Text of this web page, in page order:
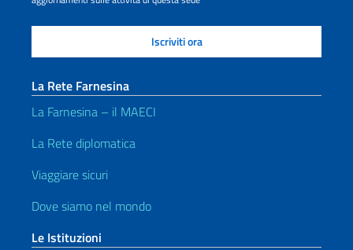
La Rete Farnesina
La Farnesina – il MAECI
La Rete diplomatica
Viaggiare sicuri
Dove siamo nel mondo
Le Istituzioni